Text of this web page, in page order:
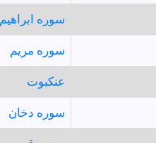
سوره ابراهيم
سوره مريم
عنكبوت
سوره دخان